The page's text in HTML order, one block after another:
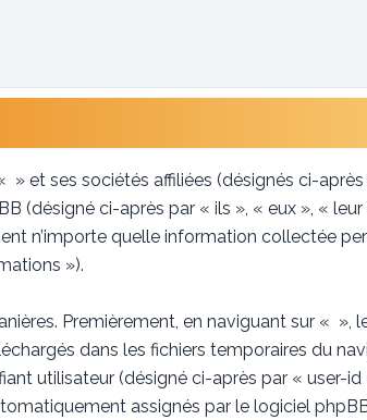
et ses sociétés affiliées (désignés ci-
ci-après par « ils », « eux », «
n’importe quelle information collectée
»).
Premièrement, en naviguant sur « »,
dans les fichiers temporaires du
utilisateur (désigné ci-après par « user-
assignés par le logiciel